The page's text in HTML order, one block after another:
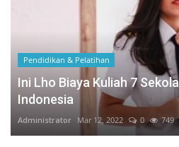
Pendidikan & Pelatihan
Ini Lho Biaya Kuliah 7
Indonesia
Administrator Mar 12, 2022 0 749